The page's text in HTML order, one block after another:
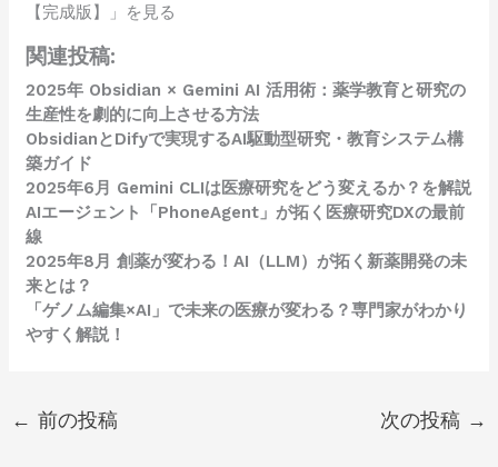
【完成版】」を見る
関連投稿:
2025年 Obsidian × Gemini AI 活用術：薬学教育と研究の
生産性を劇的に向上させる方法
ObsidianとDifyで実現するAI駆動型研究・教育システム構
築ガイド
2025年6月 Gemini CLIは医療研究をどう変えるか？を解説
AIエージェント「PhoneAgent」が拓く医療研究DXの最前
線
2025年8月 創薬が変わる！AI（LLM）が拓く新薬開発の未
来とは？
「ゲノム編集×AI」で未来の医療が変わる？専門家がわかり
やすく解説！
← 前の投稿 次の投稿 →